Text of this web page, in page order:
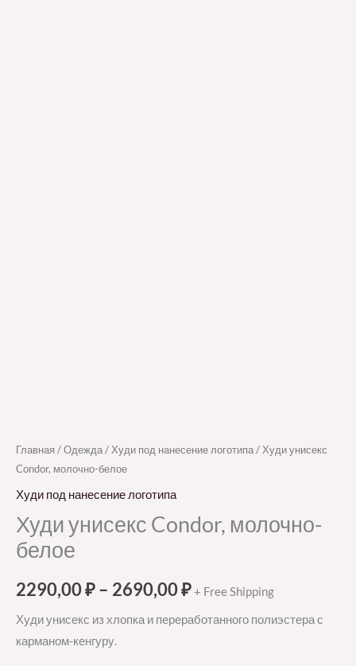
Главная /Одежда/ Худи под нанесение логотипа/ Худи унисекс
Condor, молочно-белое
Худи под нанесение логотипа
Худи унисекс Condor, молочно-
белое
2290,00₽– 2690,00₽+ Free Shipping
Худи унисекс из хлопка и переработанного полиэстера с
карманом-кенгуру.